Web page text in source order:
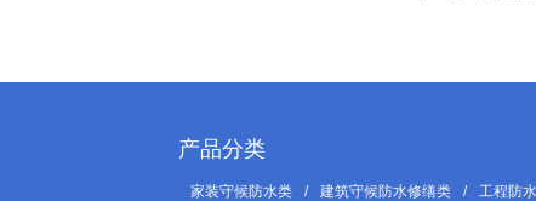
产品分类
家装守候防水类 / 建筑守候防水修缮类 / 工程防水